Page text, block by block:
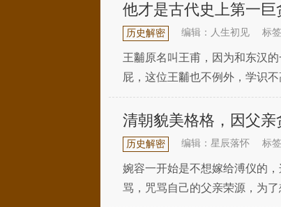
他才是古代史上第一
历史解密 编辑：人生初见 标
王黼原名叫王甫，因为和东汉
屁，这位王黼也不例外，学识
对他有描述道：“如傅粉，然须
清朝貌美格格，因父
历史解密 编辑：星辰落怀 标
婉容一开始是不想嫁给溥仪的
骂，咒骂自己的父亲荣源，为